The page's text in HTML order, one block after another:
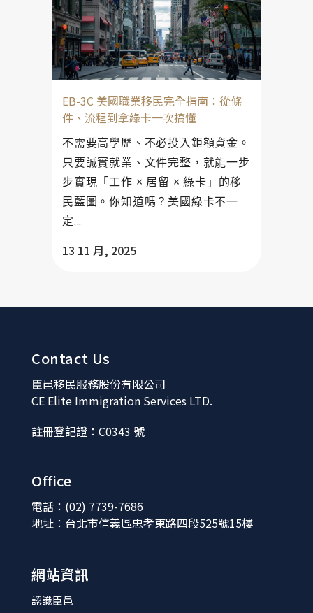
EB-3C 美國職業移民完全指南：從條
件、流程到拿綠卡一次搞懂
不需要高學歷、不必投入鉅額資金。
只要誠實就業、文件完整，就能一步
步實現「工作 × 居留 × 綠卡」的移
民藍圖。你知道嗎？美國綠卡不一
定...
13 11 月, 2025
Contact Us
臣邑移民服務股份有限公司
CE Elite Immigration Services LTD.
註冊登記證：C0343 號
Office
電話：(02) 7739-7686
地址：台北市信義區忠孝東路四段525號15樓
網站資訊
認識臣邑